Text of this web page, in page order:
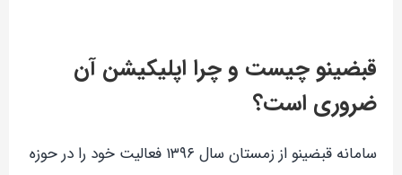
قبضینو چیست و چرا اپلیکیشن آن
ضروری است؟
سامانه قبضینو از زمستان سال ۱۳۹۶ فعالیت خود را در حوزه